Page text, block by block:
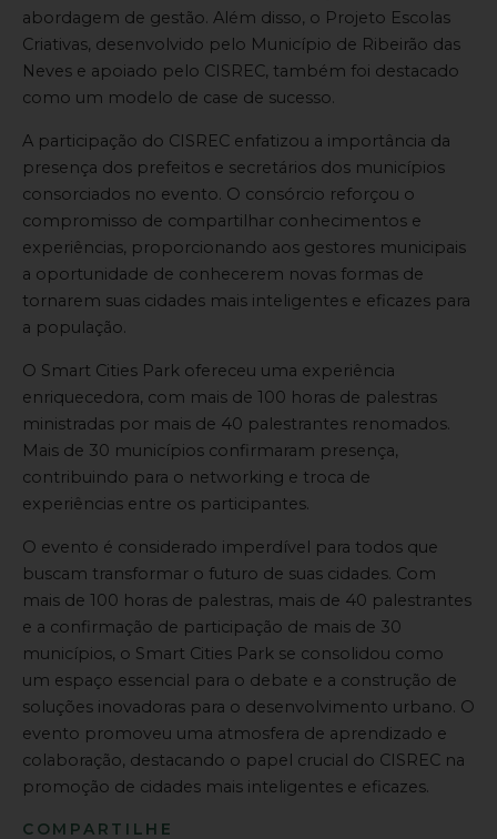
abordagem de gestão. Além disso, o Projeto Escolas
Criativas, desenvolvido pelo Município de Ribeirão das
Neves e apoiado pelo CISREC, também foi destacado
como um modelo de case de sucesso.
A participação do CISREC enfatizou a importância da
presença dos prefeitos e secretários dos municípios
consorciados no evento. O consórcio reforçou o
compromisso de compartilhar conhecimentos e
experiências, proporcionando aos gestores municipais
a oportunidade de conhecerem novas formas de
tornarem suas cidades mais inteligentes e eficazes para
a população.
O Smart Cities Park ofereceu uma experiência
enriquecedora, com mais de 100 horas de palestras
ministradas por mais de 40 palestrantes renomados.
Mais de 30 municípios confirmaram presença,
contribuindo para o networking e troca de
experiências entre os participantes.
O evento é considerado imperdível para todos que
buscam transformar o futuro de suas cidades. Com
mais de 100 horas de palestras, mais de 40 palestrantes
e a confirmação de participação de mais de 30
municípios, o Smart Cities Park se consolidou como
um espaço essencial para o debate e a construção de
soluções inovadoras para o desenvolvimento urbano. O
evento promoveu uma atmosfera de aprendizado e
colaboração, destacando o papel crucial do CISREC na
promoção de cidades mais inteligentes e eficazes.
COMPARTILHE